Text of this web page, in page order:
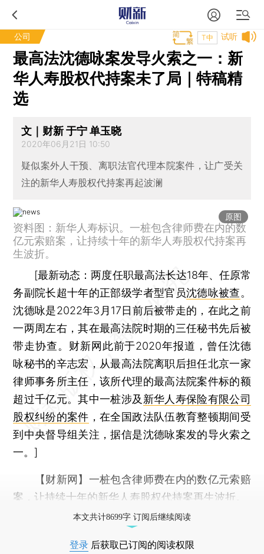
公司 试听
T中
最高法沈德咏案发导火索之一：新
华人寿股权代持案未了局｜特稿精
选
文｜财新 于宁 单玉晓
2020年06月21日 10:50
疑似案外人干预、离职法官代理本院案件，让广受关
注的新华人寿股权代持案再起波澜
原图
资料图：新华人寿标识。一桩包含律师费在内的数
亿元索赔案，让持续十年的新华人寿股权代持案再
生波折。
[最新动态：两度任职最高法长达18年、任原常
务副院长超十年的正部级学者型官员沈德咏被查。
沈德咏是2022年3月17日前后被带走的，在此之前
一两周左右，其在最高法院时期的三任秘书先后被
带走协查。财新网此前于2020年报道，曾任沈德
咏秘书的辛志宏，从最高法院离职后担任北京一家
律师事务所主任，该所代理的最高法院案件标的额
超过千亿元。其中一桩涉及 新华人寿保险有限公司
股权纠纷的案件 ，在全国政法队伍教育整顿期间受
到中央督导组关注，据信是沈德咏案发的导火索之
一。]
【财新网】 一桩包含律师费在内的数亿元索赔
案，让持续十年的新华人寿股权代持案再生波折。
本文共计8699字 订阅后继续阅读
登录 后获取已订阅的阅读权限